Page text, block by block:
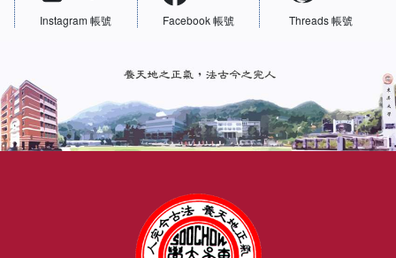
Instagram 帳號
Facebook 帳號
Threads 帳號